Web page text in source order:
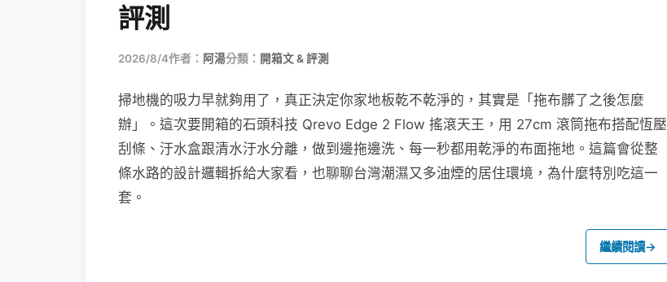
評測
2026/8/4作者： 阿湯分類： 開箱文 & 評測
掃地機的吸力早就夠用了，真正決定你家地板乾不乾淨的，其實是「拖布髒了之後怎麼
辦」。這次要開箱的石頭科技 Qrevo Edge 2 Flow 搖滾天王，用 27cm 滾筒拖布搭配恆壓
刮條、汙水盒跟清水汙水分離，做到邊拖邊洗、每一秒都用乾淨的布面拖地。這篇會從整
條水路的設計邏輯拆給大家看，也聊聊台灣潮濕又多油煙的居住環境，為什麼特別吃這一
套。
繼續閱讀→